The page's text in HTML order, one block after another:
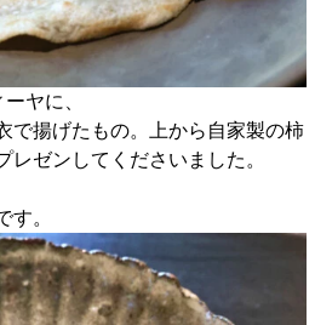
ヤに、
で揚げたもの。上から自家製の柿
ゼンしてくださいました。
す。